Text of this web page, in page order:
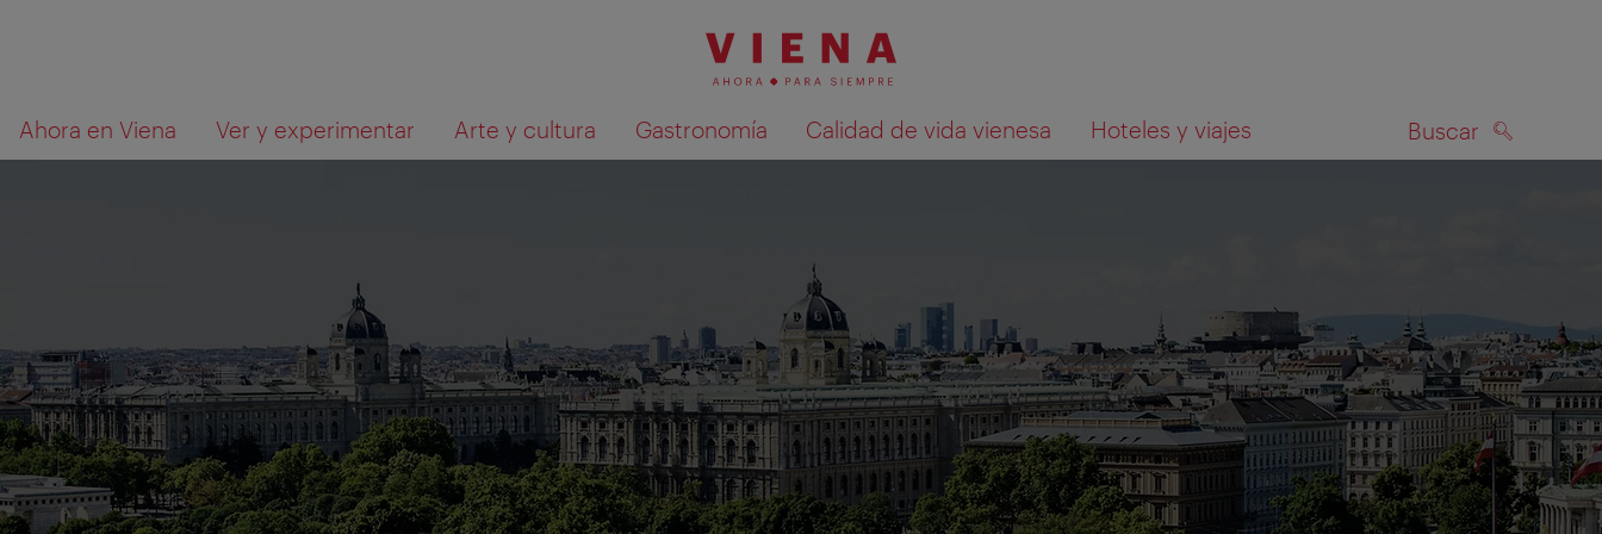
la
navegación
contenido
Ahora en Viena Ver y experimentar Arte y cultura Gastronomía Calidad de vida vienesa Hoteles y viajes Buscar
Qué
está
buscando?